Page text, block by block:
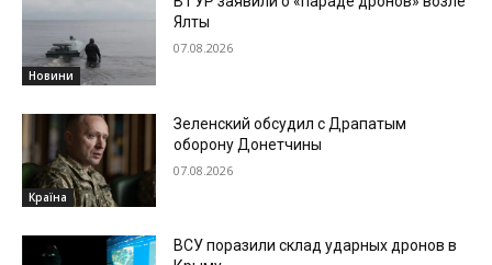
Новини
Ялты
07.08.2026
Країна
Зеленский обсудил с Драпатым
оборону Донетчины
07.08.2026
ВСУ поразили склад ударных дронов в